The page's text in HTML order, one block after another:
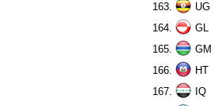
163.
UG
164.
GL
165.
GM
166.
HT
167.
IQ